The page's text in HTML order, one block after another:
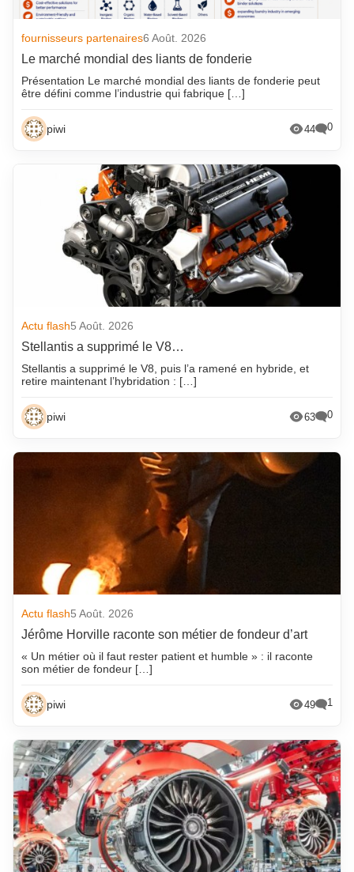
fournisseurs partenaires6 Août. 2026
Le marché mondial des liants de fonderie
Présentation Le marché mondial des liants de fonderie peut
être défini comme l’industrie qui fabrique […]
piwi 44 0
Actu flash5 Août. 2026
Stellantis a supprimé le V8…
Stellantis a supprimé le V8, puis l’a ramené en hybride, et
retire maintenant l’hybridation : […]
piwi 63 0
Actu flash5 Août. 2026
Jérôme Horville raconte son métier de fondeur d’art
« Un métier où il faut rester patient et humble » : il raconte
son métier de fondeur […]
piwi 49 1